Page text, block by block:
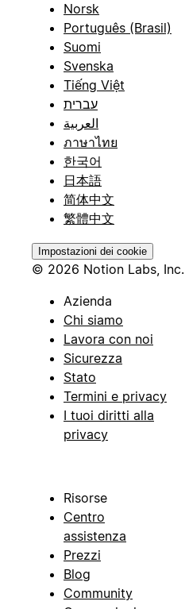
Norsk
Português (Brasil)
Suomi
Svenska
Tiếng Việt
עברית
العربية
ภาษาไทย
한국어
日本語
简体中文
繁體中文
Impostazioni dei cookie
© 2026 Notion Labs, Inc.
Azienda
Chi siamo
Lavora con noi
Sicurezza
Stato
Termini e privacy
I tuoi diritti alla
privacy
Risorse
Centro
assistenza
Prezzi
Blog
Community